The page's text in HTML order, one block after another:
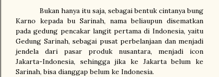
Bukan hanya itu saja, sebagai bentuk cintanya bung
Karno kepada bu Sarinah, nama beliaupun disematkan
pada gedung pencakar langit pertama di Indonesia, yaitu
Gedung Sarinah, sebagai pusat perbelanjaan dan menjadi
jendela dari pasar produk nusantara, menjadi icon
Jakarta-Indonesia, sehingga jika ke Jakarta belum ke
Sarinah, bisa dianggap belum ke Indonesia.